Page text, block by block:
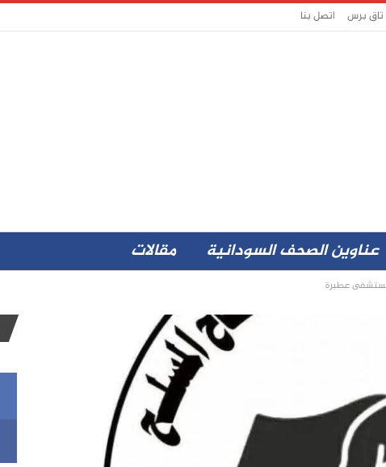
تاق برس اتصل بنا
عناوين الصحف السودانية مقالات
مستشفى عطبرة